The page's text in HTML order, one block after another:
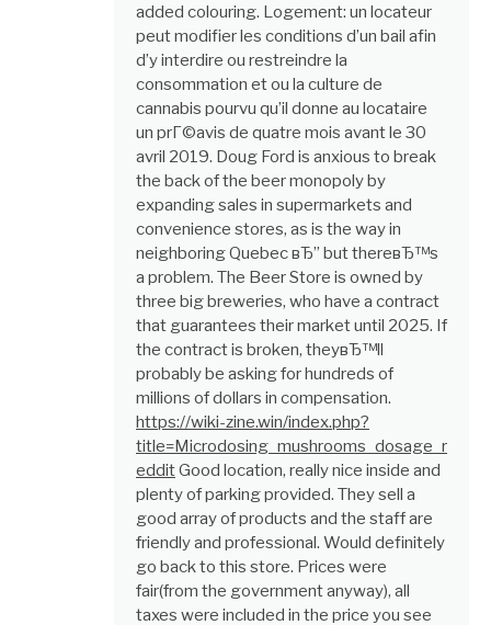
added colouring. Logement: un locateur
peut modifier les conditions d’un bail afin
d’y interdire ou restreindre la
consommation et ou la culture de
cannabis pourvu qu’il donne au locataire
un prГ©avis de quatre mois avant le 30
avril 2019. Doug Ford is anxious to break
the back of the beer monopoly by
expanding sales in supermarkets and
convenience stores, as is the way in
neighboring Quebec вЂ” but thereвЂ™s
a problem. The Beer Store is owned by
three big breweries, who have a contract
that guarantees their market until 2025. If
the contract is broken, theyвЂ™ll
probably be asking for hundreds of
millions of dollars in compensation.
https://wiki-zine.win/index.php?
title=Microdosing_mushrooms_dosage_r
edditGood location, really nice inside and
plenty of parking provided. They sell a
good array of products and the staff are
friendly and professional. Would definitely
go back to this store. Prices were
fair(from the government anyway), all
taxes were included in the price you see